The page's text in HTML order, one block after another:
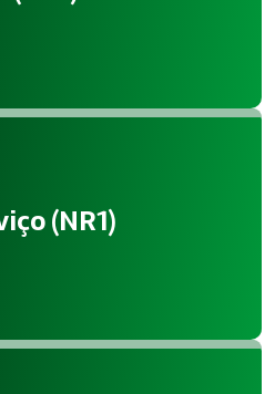
(NR1)